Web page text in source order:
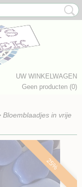
UW WINKELWAGEN
Geen producten (0)
Bloemblaadjes in vrije
25%